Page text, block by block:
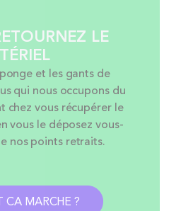
LE
et les gants de
qui nous occupons du
chez vous récupérer le
vous le déposez vous-
nos points retraits.
MARCHE ?